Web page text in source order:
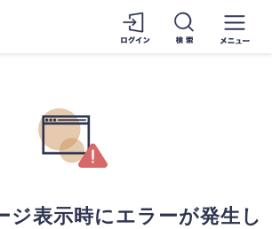
ジ表示時にエラーが発生し